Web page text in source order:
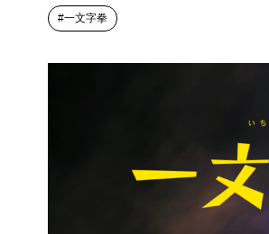
一文字拳